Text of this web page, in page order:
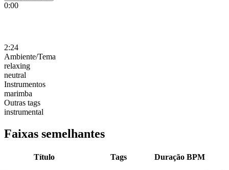
0:00
2:24
Ambiente/Tema
relaxing
neutral
Instrumentos
marimba
Outras tags
instrumental
Faixas semelhantes
Título Tags Duração BPM